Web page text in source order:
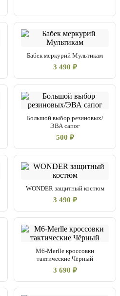
Бабек меркурий Мультикам
3 490 ₽
Большой выбор резиновых/
ЭВА сапог
500 ₽
WONDER защитный костюм
3 490 ₽
M6-Merlle кроссовки
тактические Чёрный
3 690 ₽